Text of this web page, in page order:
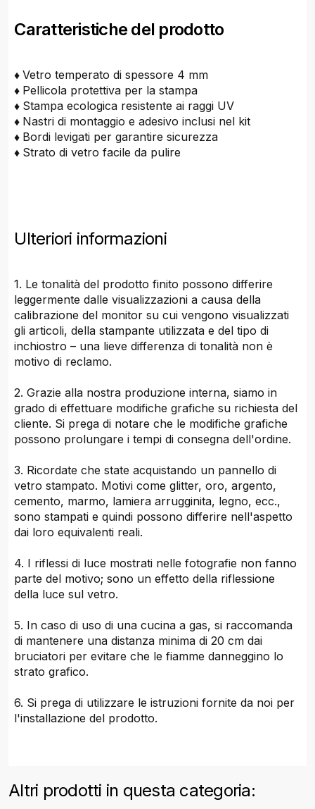
Caratteristiche del prodotto
♦Vetro temperato di spessore 4 mm
♦ Pellicola protettiva per la stampa
♦ Stampa ecologica resistente ai raggi UV
♦ Nastri di montaggio e adesivo inclusi nel kit
♦ Bordi levigati per garantire sicurezza
♦ Strato di vetro facile da pulire
Ulteriori informazioni
1. Le tonalità del prodotto finito possono differire
leggermente dalle visualizzazioni a causa della
calibrazione del monitor su cui vengono visualizzati
gli articoli, della stampante utilizzata e del tipo di
inchiostro – una lieve differenza di tonalità non è
motivo di reclamo.
2. Grazie alla nostra produzione interna, siamo in
grado di effettuare modifiche grafiche su richiesta del
cliente. Si prega di notare che le modifiche grafiche
possono prolungare i tempi di consegna dell'ordine.
3. Ricordate che state acquistando un pannello di
vetro stampato. Motivi come glitter, oro, argento,
cemento, marmo, lamiera arrugginita, legno, ecc.,
sono stampati e quindi possono differire nell'aspetto
dai loro equivalenti reali.
4. I riflessi di luce mostrati nelle fotografie non fanno
parte del motivo; sono un effetto della riflessione
della luce sul vetro.
5. In caso di uso di una cucina a gas, si raccomanda
di mantenere una distanza minima di 20 cm dai
bruciatori per evitare che le fiamme danneggino lo
strato grafico.
6. Si prega di utilizzare le istruzioni fornite da noi per
l'installazione del prodotto.
Altri prodotti in questa categoria: